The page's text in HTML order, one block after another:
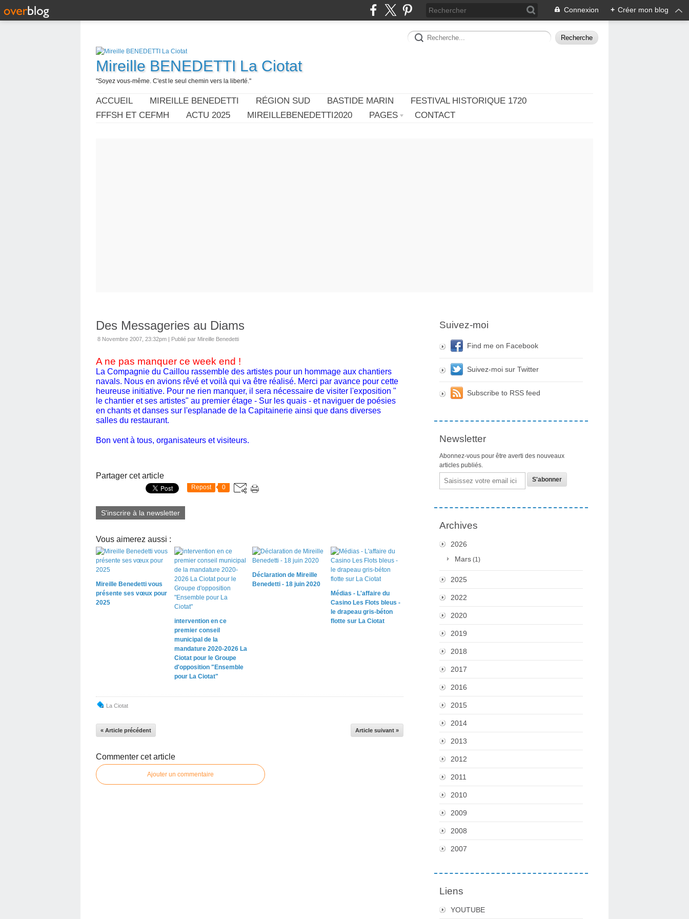
Connexion + Créer mon blog
Mireille BENEDETTI La Ciotat
"Soyez vous-même. C'est le seul chemin vers la liberté."
ACCUEIL MIREILLE BENEDETTI RÉGION SUD BASTIDE MARIN
FESTIVAL HISTORIQUE 1720
FFFSH ET CEFMH
ACTU 2025 MIREILLEBENEDETTI2020 PAGES CONTACT
Des Messageries au Diams
8 Novembre 2007, 23:32pm | Publié par Mireille Benedetti
A ne pas manquer ce week end !
La Compagnie du Caillou rassemble des artistes pour un hommage aux chantiers
navals. Nous en avions rêvé et voilà qui va être réalisé. Merci par avance pour cette
heureuse initiative. Pour ne rien manquer, il sera nécessaire de visiter l'exposition "
le chantier et ses artistes" au premier étage - Sur les quais - et naviguer de poésies
en chants et danses sur l'esplanade de la Capitainerie ainsi que dans diverses
salles du restaurant.
Bon vent à tous, organisateurs et visiteurs.
Partager cet article
Repost 0
S'inscrire à la newsletter
Vous aimerez aussi :
Mireille Benedetti vous
présente ses vœux pour
2025
intervention en ce
premier conseil
municipal de la
mandature 2020-2026 La
Ciotat pour le Groupe
d'opposition "Ensemble
pour La Ciotat"
Déclaration de Mireille
Benedetti - 18 juin 2020
Médias - L'affaire du
Casino Les Flots bleus -
le drapeau gris-béton
flotte sur La Ciotat
La Ciotat
« Article précédent Article suivant »
Commenter cet article
Ajouter un commentaire
Suivez-moi
Find me on Facebook
Suivez-moi sur Twitter
Subscribe to RSS feed
Newsletter
Abonnez-vous pour être averti des nouveaux
articles publiés.
Email
Archives
2026
Mars (1)
2025
2022
2020
2019
2018
2017
2016
2015
2014
2013
2012
2011
2010
2009
2008
2007
Liens
YOUTUBE